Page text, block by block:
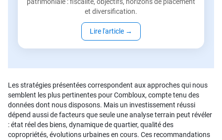
et diversification.
Lire l'article →
Les stratégies présentées correspondent aux approches qui nous
semblent les plus pertinentes pour Combloux, compte tenu des
données dont nous disposons. Mais un investissement réussi
dépend aussi de facteurs que seule une analyse terrain peut révéler
: état réel des biens, dynamique de quartier, qualité des
copropriétés, évolutions urbaines en cours. Ces recommandations